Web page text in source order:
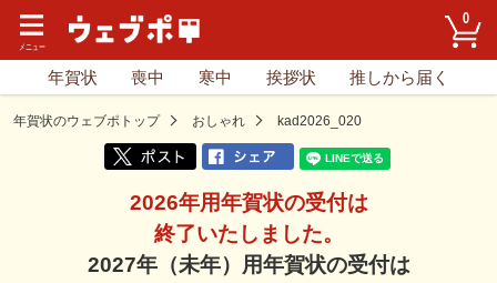
0
年賀状 喪中 寒中 挨拶状 推しから届く
年賀状のウェブポトップ おしゃれ kad2026_020
2026年用年賀状の受付は
終了いたしました。
2027年（未年）用年賀状の受付は